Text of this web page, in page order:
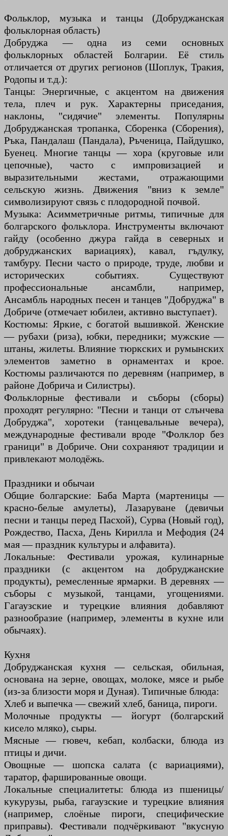
Фольклор, музыка и танцы (Добруджанская
фольклорная область)
Добруджа — одна из семи основных
фольклорных областей Болгарии. Её стиль
отличается от других регионов (Шоплук, Тракия,
Родопы и т.д.):
Танцы: Энергичные, с акцентом на движения
тела, плеч и рук. Характерны приседания,
наклоны, "сидячие" элементы. Популярны
Добруджанская тропанка, Сборенка (Сборения),
Ръка, Пандалаш (Пандала), Ръченица, Пайдушко,
Буенец. Многие танцы — хора (круговые или
цепочные), часто с импровизацией и
выразительными жестами, отражающими
сельскую жизнь. Движения "вниз к земле"
символизируют связь с плодородной почвой.
Музыка: Асимметричные ритмы, типичные для
болгарского фольклора. Инструменты включают
гайду (особенно джура гайда в северных и
добруджанских вариациях), кавал, гъдулку,
тамбуру. Песни часто о природе, труде, любви и
исторических событиях. Существуют
профессиональные ансамбли, например,
Ансамбль народных песен и танцев "Добруджа" в
Добриче (отмечает юбилеи, активно выступает).
Костюмы: Яркие, с богатой вышивкой. Женские
— рубахи (риза), юбки, передники; мужские —
штаны, жилеты. Влияние тюркских и румынских
элементов заметно в орнаментах и крое.
Костюмы различаются по деревням (например, в
районе Добрича и Силистры).
Фольклорные фестивали и съборы (сборы)
проходят регулярно: "Песни и танци от слънчева
Добруджа", хоротеки (танцевальные вечера),
международные фестивали вроде "Фолклор без
граници" в Добриче. Они сохраняют традиции и
привлекают молодёжь.
Праздники и обычаи
Общие болгарские: Баба Марта (мартеницы —
красно-белые амулеты), Лазаруване (девичьи
песни и танцы перед Пасхой), Сурва (Новый год),
Рождество, Пасха, День Кирилла и Мефодия (24
мая — праздник культуры и алфавита).
Локальные: Фестивали урожая, кулинарные
праздники (с акцентом на добруджанские
продукты), ремесленные ярмарки. В деревнях —
съборы с музыкой, танцами, угощениями.
Гагаузские и турецкие влияния добавляют
разнообразие (например, элементы в кухне или
обычаях).
Кухня
Добруджанская кухня — сельская, обильная,
основана на зерне, овощах, молоке, мясе и рыбе
(из-за близости моря и Дуная). Типичные блюда:
Хлеб и выпечка — свежий хлеб, баница, пироги.
Молочные продукты — йогурт (болгарский
кисело мляко), сыры.
Мясные — гювеч, кебап, колбаски, блюда из
птицы и дичи.
Овощные — шопска салата (с вариациями),
таратор, фаршированные овощи.
Локальные специалитеты: блюда из пшеницы/
кукурузы, рыба, гагаузские и турецкие влияния
(например, слоёные пироги, специфические
приправы). Фестивали подчёркивают "вкусную